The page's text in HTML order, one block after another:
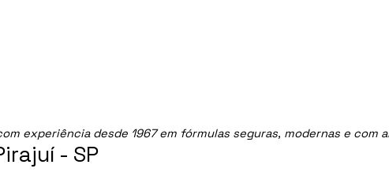
experiência desde 1967 em fórmulas seguras, modernas e com
- SP